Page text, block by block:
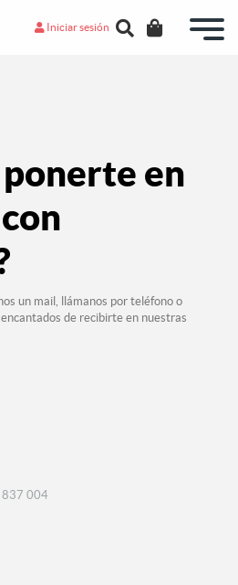
Iniciar sesión
en
un mail, llámanos por teléfono o
de recibirte en nuestras
004